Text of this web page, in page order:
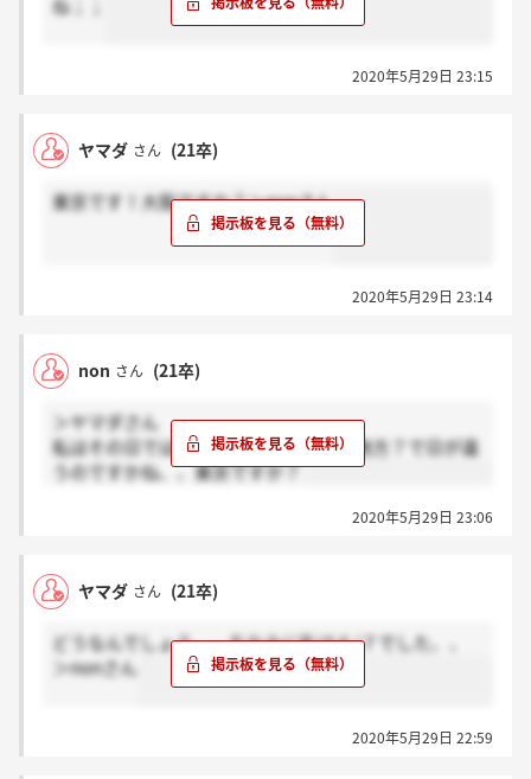
ね；；
2020年5月29日 23:15
ヤマダ さん (21卒)
東京です！大阪ですか？＞nonさん
2020年5月29日 23:14
non さん (21卒)
＞ヤマダさん
私はその日ではなかったです！やはり地方？で日が違
うのですかね、、東京ですか？
2020年5月29日 23:06
ヤマダ さん (21卒)
どうなんでしょう、、ちなみに私は６/７でした、、
＞nonさん
2020年5月29日 22:59